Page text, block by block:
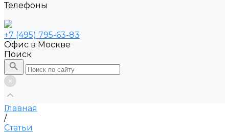
Телефоны
+7 (495) 795-63-83
Офис в Москве
Поиск
Главная
/
Статьи